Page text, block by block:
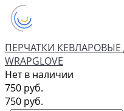
ПЕРЧАТКИ
WRAPGLOVE
Нет в наличии
750 руб.
750 руб.